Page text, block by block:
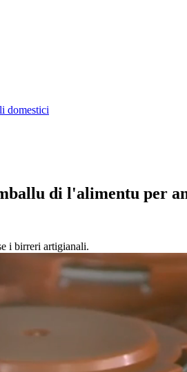
domestici
di l'alimentu per
i birreri artigianali.